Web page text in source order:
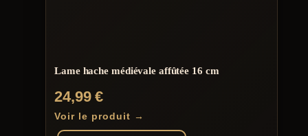
Lame hache médiévale affûtée 16 cm
24,99€
Voir le produit →